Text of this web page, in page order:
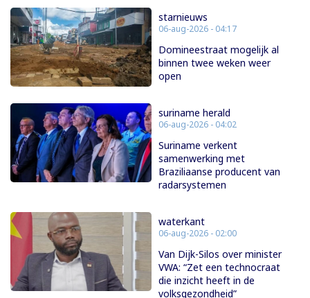
starnieuws
06-aug-2026 - 04:17
Domineestraat mogelijk al
binnen twee weken weer
open
suriname herald
06-aug-2026 - 04:02
Suriname verkent
samenwerking met
Braziliaanse producent van
radarsystemen
waterkant
06-aug-2026 - 02:00
Van Dijk-Silos over minister
VWA: “Zet een technocraat
die inzicht heeft in de
volksgezondheid”